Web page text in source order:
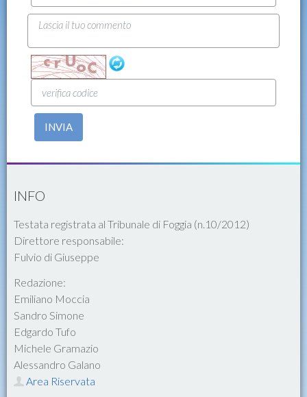
INVIA
INFO
Testata registrata al Tribunale di Foggia (n.10/2012)
Direttore responsabile:
Fulvio di Giuseppe
Redazione:
Emiliano Moccia
Sandro Simone
Edgardo Tufo
Michele Gramazio
Alessandro Galano
Area Riservata